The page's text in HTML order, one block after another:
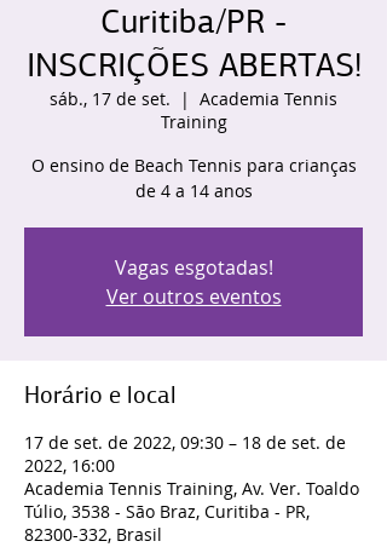
Curitiba/PR -
INSCRIÇÕES ABERTAS!
sáb., 17 de set.
  |
Academia Tennis
Training
O ensino de Beach Tennis para crianças
de 4 a 14 anos
Vagas esgotadas!
Ver outros eventos
Horário e local
17 de set. de 2022, 09:30 – 18 de set. de
2022, 16:00
Academia Tennis Training, Av. Ver. Toaldo
Túlio, 3538 - São Braz, Curitiba - PR,
82300-332, Brasil